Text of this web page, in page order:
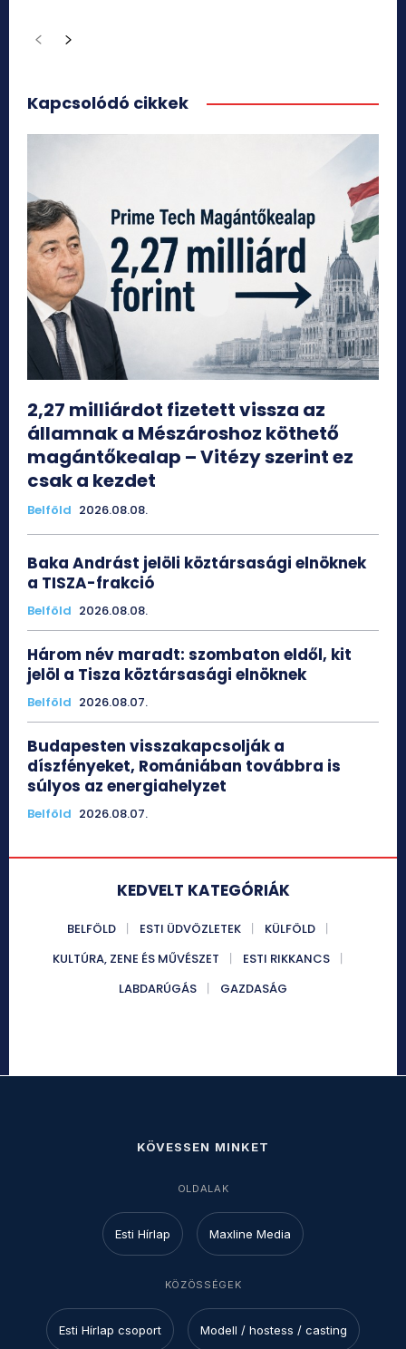
Kapcsolódó cikkek
2,27 milliárdot fizetett vissza az
államnak a Mészároshoz köthető
magántőkealap – Vitézy szerint ez
csak a kezdet
Belföld 2026.08.08.
Baka Andrást jelöli köztársasági elnöknek
a TISZA-frakció
Belföld 2026.08.08.
Három név maradt: szombaton eldől, kit
jelöl a Tisza köztársasági elnöknek
Belföld 2026.08.07.
Budapesten visszakapcsolják a
díszfényeket, Romániában továbbra is
súlyos az energiahelyzet
Belföld 2026.08.07.
KEDVELT KATEGÓRIÁK
BELFÖLD ESTI ÜDVÖZLETEK
KÜLFÖLD
KULTÚRA, ZENE ÉS MŰVÉSZET
ESTI RIKKANCS
LABDARÚGÁS
GAZDASÁG
KÖVESSEN MINKET
OLDALAK
Esti Hírlap Maxline Media
KÖZÖSSÉGEK
Esti Hírlap csoport Modell / hostess / casting